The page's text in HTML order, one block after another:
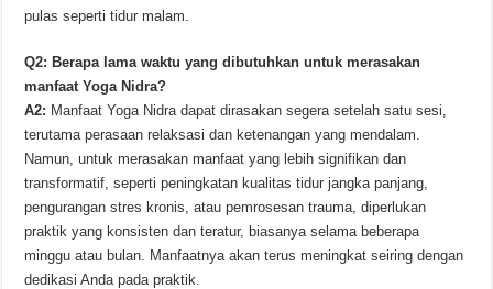
pulas seperti tidur malam.
Q2: Berapa lama waktu yang dibutuhkan untuk merasakan
manfaat Yoga Nidra?
A2: Manfaat Yoga Nidra dapat dirasakan segera setelah satu sesi,
terutama perasaan relaksasi dan ketenangan yang mendalam.
Namun, untuk merasakan manfaat yang lebih signifikan dan
transformatif, seperti peningkatan kualitas tidur jangka panjang,
pengurangan stres kronis, atau pemrosesan trauma, diperlukan
praktik yang konsisten dan teratur, biasanya selama beberapa
minggu atau bulan. Manfaatnya akan terus meningkat seiring dengan
dedikasi Anda pada praktik.